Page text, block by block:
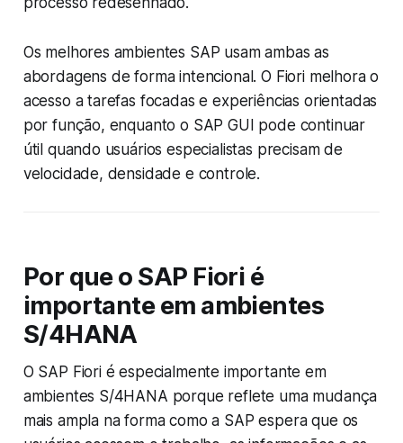
Os melhores ambientes SAP usam ambas as
abordagens de forma intencional. O Fiori melhora o
acesso a tarefas focadas e experiências orientadas
por função, enquanto o SAP GUI pode continuar
útil quando usuários especialistas precisam de
velocidade, densidade e controle.
Por que o SAP Fiori é
importante em ambientes
S/4HANA
O SAP Fiori é especialmente importante em
ambientes S/4HANA porque reflete uma mudança
mais ampla na forma como a SAP espera que os